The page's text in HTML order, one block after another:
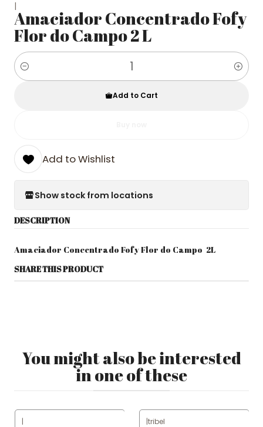
|
Amaciador Concentrado Fofy
Flor do Campo 2 L
Quantity
Add to Cart
Add to Wishlist
Show stock from locations
DESCRIPTION
Amaciador Concentrado Fofy Flor do Campo 2L
SHARE THIS PRODUCT
You might also be interested
in one of these
| |tribel